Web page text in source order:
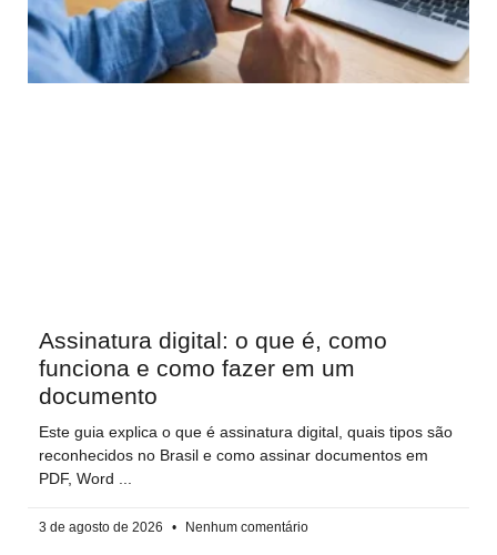
Assinatura digital: o que é, como
funciona e como fazer em um
documento
Este guia explica o que é assinatura digital, quais tipos são
reconhecidos no Brasil e como assinar documentos em
PDF, Word
3 de agosto de 2026 Nenhum comentário